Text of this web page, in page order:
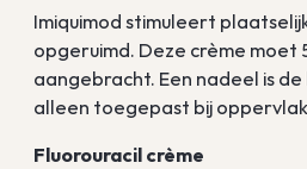
Imiquimod stimuleert
opgeruimd. Deze crème
aangebracht. Een nadeel is
alleen toegepast bij
Fluorouracil crème